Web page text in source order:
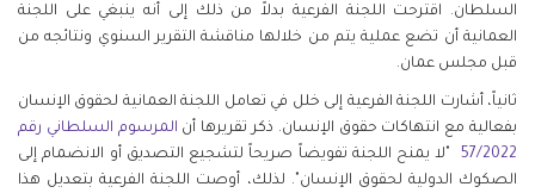
السلطان. اقترحت اللجنة الفرعية بدلاً من ذلك إلى أنه ينبغي على اللجنة
العمانية أن تضع عملية يتم من خلالها مناقشة التقرير السنوي ونتائجه من
قبل مجلس عمان.
ثانياً، أشارت اللجنة الفرعية إلى خلل في تعامل اللجنة العمانية لحقوق الإنسان
بفعالية مع انتهاكات حقوق الإنسان. ذكر تقريرها أن المرسوم السلطاني رقم
57/2022
"لا يمنح اللجنة تفويضاً صريحاً لتشجيع التصديق أو الانضمام إلى
الصكوك الدولية لحقوق الإنسان". لذلك، أوصت اللجنة الفرعية بتعديل هذا